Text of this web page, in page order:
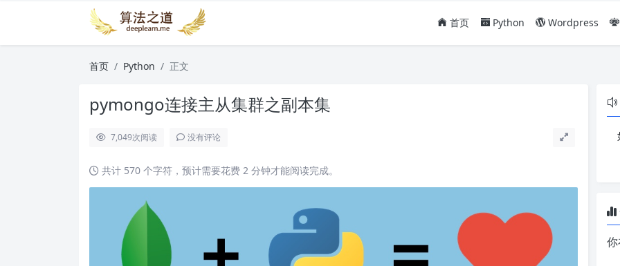
首页 Python Wordpress
首页 Python 正文
pymongo连接主从集群之副本集
7,049次阅读 没有评论
共计 570 个字符，预计需要花费 2 分钟才能阅读完成。